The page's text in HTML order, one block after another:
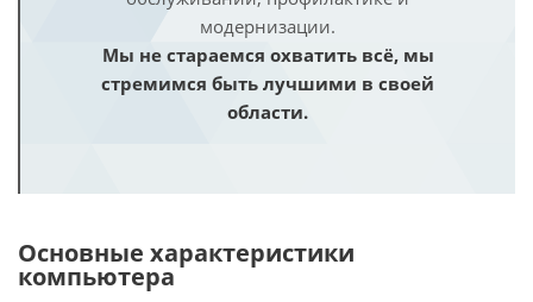
модернизации.
Мы не стараемся охватить всё, мы
стремимся быть лучшими в своей
области.
Основные характеристики
компьютера